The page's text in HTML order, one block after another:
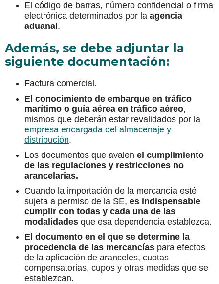
El código de barras, número confidencial o firma
electrónica determinados por la agencia
aduanal .
Además, se debe adjuntar la
siguiente documentación:
Factura comercial.
El conocimiento de embarque en tráfico
marítimo o guía aérea en tráfico aéreo,
mismos que deberán estar revalidados por la
empresa encargada del almacenaje y
distribución.
Los documentos que avalen el cumplimiento
de las regulaciones y restricciones no
arancelarias.
Cuando la importación de la mercancía esté
sujeta a permiso de la SE, es indispensable
cumplir con todas y cada una de las
modalidades que esa dependencia establezca.
El documento en el que se determine la
procedencia de las mercancías para efectos
de la aplicación de aranceles, cuotas
compensatorias, cupos y otras medidas que se
establezcan.